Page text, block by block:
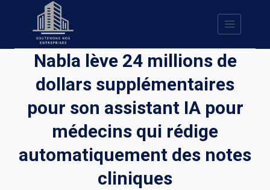
Nabla lève 24 millions de
dollars supplémentaires
pour son assistant IA pour
médecins qui rédige
automatiquement des notes
cliniques